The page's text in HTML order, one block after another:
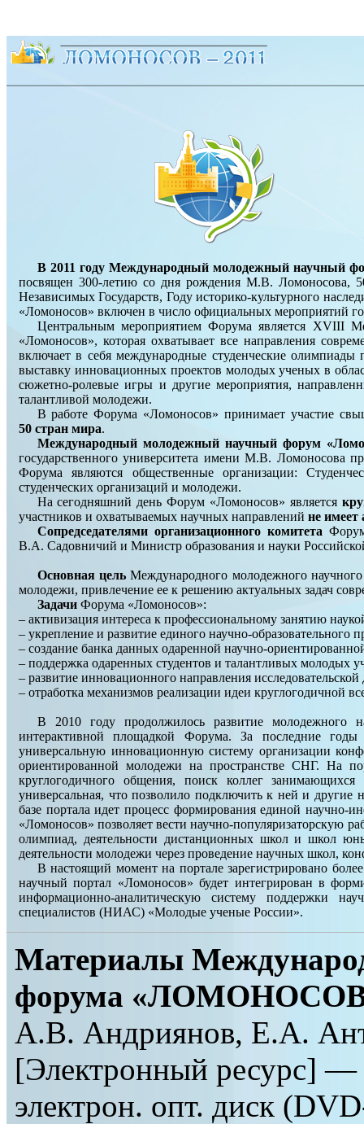
В 2011 году Международный молодежный научный
посвящен 300-летию со дня рождения М.В. Ломоносова,
Независимых Государств, Году историко-культурного
«Ломоносов» включен в число официальных мероприятий
Центральным мероприятием Форума является XVIII
«Ломоносов», которая охватывает все направления
включает в себя международные студенческие
выставку инновационных проектов молодых ученых в
сюжетно-ролевые игры и другие мероприятия,
талантливой молодежи.
В работе Форума «Ломоносов» принимает участие
50 стран мира.
Международный молодежный научный форум
государственного университета имени М.В. Ломоносова
Форума являются общественные организации:
студенческих организаций и молодежи.
На сегодняшний день Форум «Ломоносов» является
участников и охватываемых научных направлений не имеет
Сопредседателями организационного комитета
В.А. Садовничий и Министр образования и науки
Основная цель Международного молодежного
молодежи, привлечение ее к решению актуальных задач
ЗадачиФорума «Ломоносов»:
– активизация интереса к профессиональному занятию
– укрепление и развитие единого научно-образовательного
– создание банка данных одаренной научно-
– поддержка одаренных студентов и талантливых молодых
– развитие инновационного направления
– отработка механизмов реализации идеи круглогодичной
В 2010 году продолжилось развитие
интерактивной площадкой Форума. За последние
универсальную инновационную систему организации
ориентированной молодежи на пространстве СНГ. На
круглогодичного общения, поиск коллег
универсальная, что позволило подключить к ней и
базе портала идет процесс формирования единой
«Ломоносов» позволяет вести научно-популяризаторскую
олимпиад, деятельности дистанционных школ и школ
деятельности молодежи через проведение научных школ,
В настоящий момент на портале зарегистрировано
научный портал «Ломоносов» будет интегрирован в
информационно-аналитическую систему поддержки
специалистов (НИАС) «Молодые ученые России».
Материалы
форума
А.В. Андриянов, Е.А.
[Электронный ресурс]
электрон. опт. диск